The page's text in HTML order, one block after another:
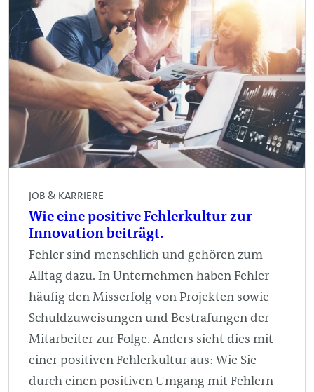
JOB & KARRIERE
Wie eine positive Fehlerkultur zur
Innovation beiträgt.
Fehler sind menschlich und gehören zum
Alltag dazu. In Unternehmen haben Fehler
häufig den Misserfolg von Projekten sowie
Schuldzuweisungen und Bestrafungen der
Mitarbeiter zur Folge. Anders sieht dies mit
einer positiven Fehlerkultur aus: Wie Sie
durch einen positiven Umgang mit Fehlern